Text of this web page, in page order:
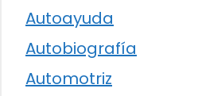
Autoayuda
Autobiografía
Automotriz